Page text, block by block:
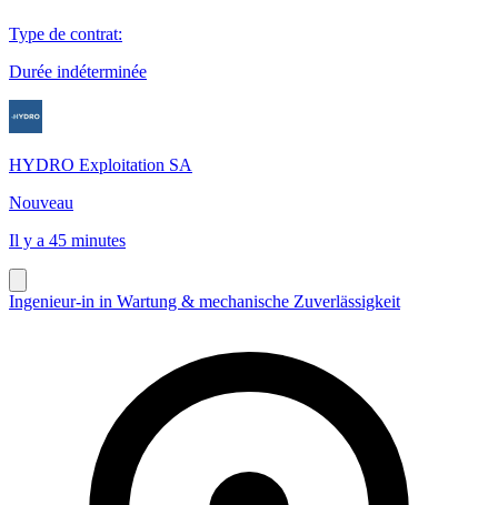
Type de contrat:
Durée indéterminée
HYDRO Exploitation SA
Nouveau
Il y a 45 minutes
Ingenieur-in in Wartung & mechanische Zuverlässigkeit